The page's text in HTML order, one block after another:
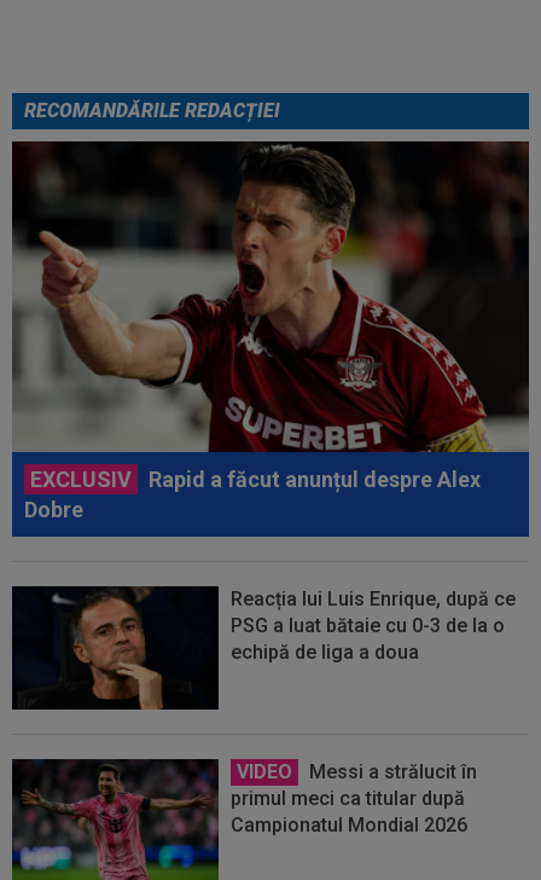
RECOMANDĂRILE REDACȚIEI
EXCLUSIV
Rapid a făcut anunțul despre Alex
Dobre
Reacția lui Luis Enrique, după ce
PSG a luat bătaie cu 0-3 de la o
echipă de liga a doua
VIDEO
Messi a strălucit în
primul meci ca titular după
Campionatul Mondial 2026